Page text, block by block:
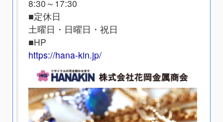
8:30～17:30
■定休日
土曜日・日曜日・祝日
■HP
https://hana-kin.jp/